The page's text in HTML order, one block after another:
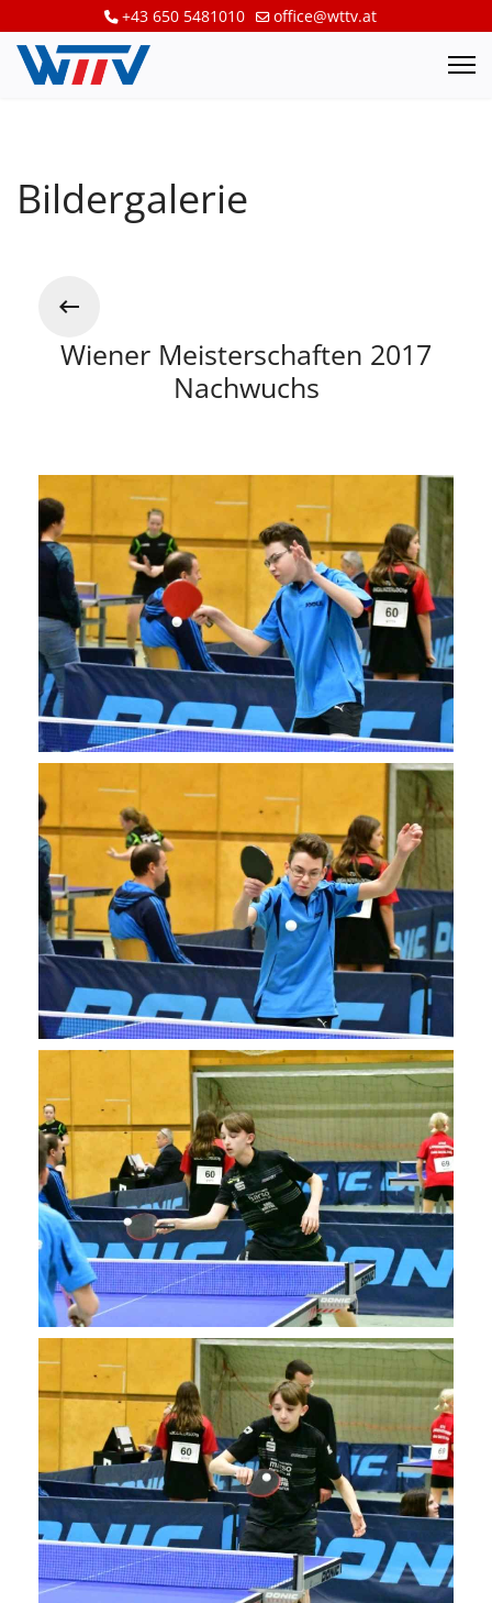
+43 650 5481010 office@wttv.at
Bildergalerie
Wiener Meisterschaften 2017
Nachwuchs